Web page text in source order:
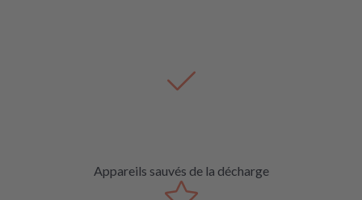
Appareils sauvés de la décharge